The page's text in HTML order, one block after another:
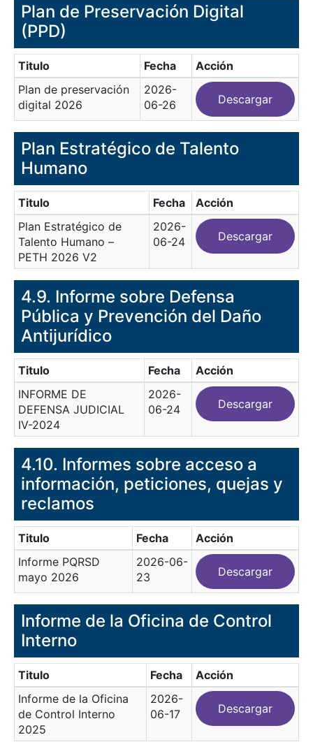
Plan de Preservación Digital
(PPD)
Titulo Fecha
Acción
Plan de preservación
digital 2026
2026-
06-26
Descargar
Plan Estratégico de Talento
Humano
Titulo Fecha
Acción
Plan Estratégico de
Talento Humano –
PETH 2026 V2
2026-
06-24
Descargar
4.9. Informe sobre Defensa
Pública y Prevención del Daño
Antijurídico
Titulo Fecha
Acción
INFORME DE
DEFENSA JUDICIAL
IV-2024
2026-
06-24
Descargar
4.10. Informes sobre acceso a
información, peticiones, quejas y
reclamos
Titulo Fecha
Acción
Informe PQRSD
mayo 2026
2026-06-
23
Descargar
Informe de la Oficina de Control
Interno
Titulo Fecha
Acción
Informe de la Oficina
de Control Interno
2025
2026-
06-17
Descargar